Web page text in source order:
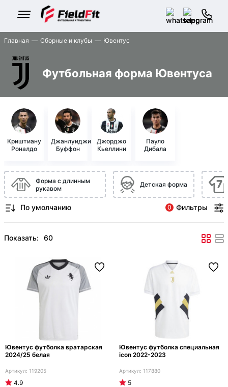
Главная Сборные и клубы Ювентус
Футбольная форма Ювентуса
Криштиану
Роналдо
Джанлуиджи
Буффон
Джорджо
Кьеллини
Пауло
Дибала
Форма с длинным
рукавом
Детская форма
0 Фильтры
Показать:
Ювентус футболка вратарская
2024/25 белая
119205
4.9
Ювентус футболка специальная
icon 2022-2023
117880
5